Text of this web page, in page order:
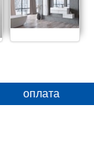
оплата